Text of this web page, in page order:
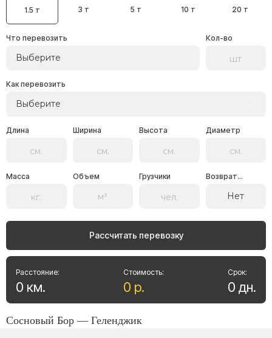
1.5 т 3 т 5 т 10 т 20 т
Что перевозить
Выберите
Кол-во
Как перевозить
Выберите
Длина Ширина Высота Диаметр
Масса Объем Грузчики Возврат...
Нет
Рассчитать перевозку
Стоимость:
0 р.
Расстояние:
0 км.
Срок:
0 дн.
Сосновый Бор — Геленджик